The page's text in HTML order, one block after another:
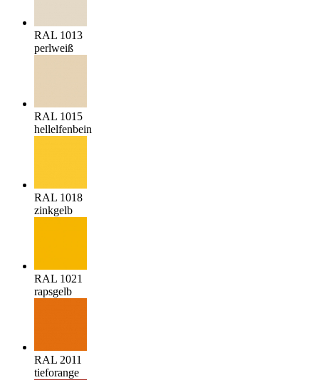
RAL 1013
perlweiß
RAL 1015
hellelfenbein
RAL 1018
zinkgelb
RAL 1021
rapsgelb
RAL 2011
tieforange